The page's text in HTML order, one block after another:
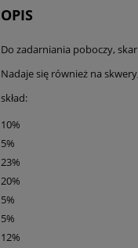
OPIS
Do zadarniania poboczy,
Nadaje się również na
skład:
10%
5%
23%
20%
5%
5%
12%